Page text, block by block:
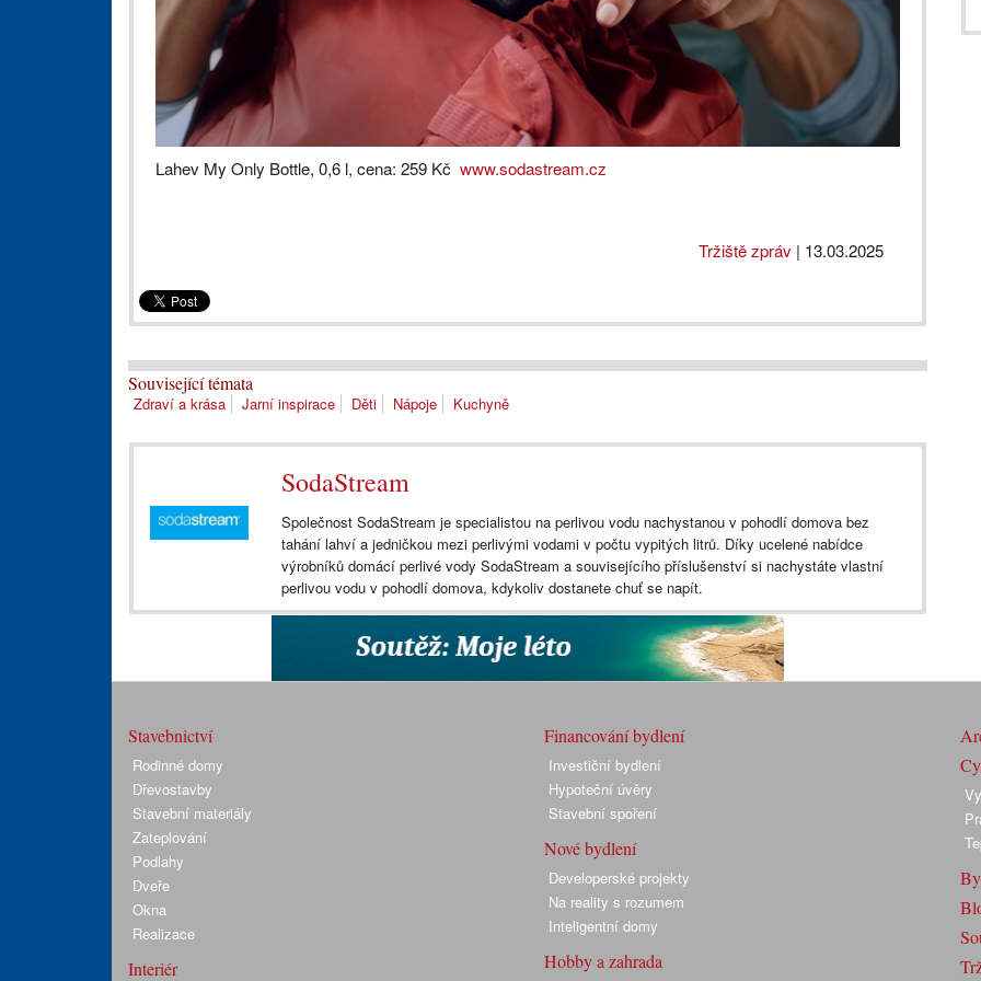
Lahev My Only Bottle, 0,6 l, cena: 259 Kč www.sodastream.cz
Tržiště zpráv | 13.03.2025
Související témata
Zdraví a krása Jarní inspirace Děti Nápoje Kuchyně
SodaStream
Společnost SodaStream je specialistou na perlivou vodu nachystanou v pohodlí domova bez
tahání lahví a jedničkou mezi perlivými vodami v počtu vypitých litrů. Díky ucelené nabídce
výrobníků domácí perlivé vody SodaStream a souvisejícího příslušenství si nachystáte vlastní
perlivou vodu v pohodlí domova, kdykoliv dostanete chuť se napít.
Stavebnictví
Rodinné domy
Dřevostavby
Stavební materiály
Zateplování
Podlahy
Dveře
Okna
Realizace
Interiér
Financování bydlení
Investiční bydlení
Hypoteční úvěry
Stavební spoření
Nové bydlení
Developerské projekty
Na reality s rozumem
Inteligentní domy
Hobby a zahrada